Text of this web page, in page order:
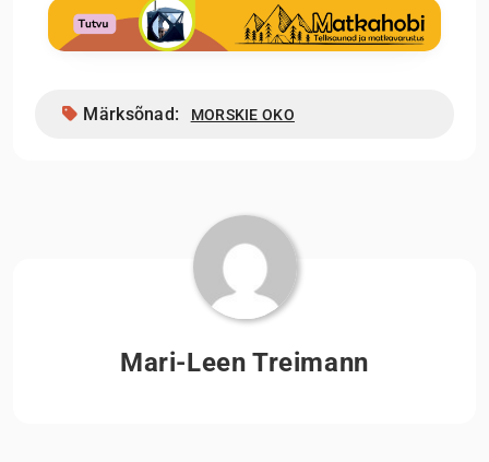
Märksõnad: MORSKIE OKO
Mari-Leen Treimann